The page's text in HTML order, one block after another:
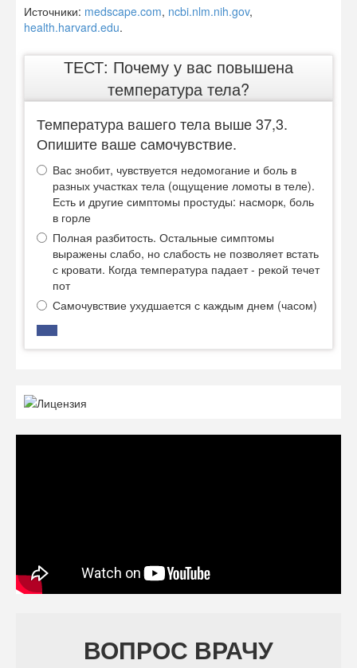
Источники: medscape.com, ncbi.nlm.nih.gov,
health.harvard.edu.
ТЕСТ: Почему у вас повышена
температура тела?
Температура вашего тела выше 37,3.
Опишите ваше самочувствие.
Вас знобит, чувствуется недомогание и боль в
разных участках тела (ощущение ломоты в теле).
Есть и другие симптомы простуды: насморк, боль
в горле
Полная разбитость. Остальные симптомы
выражены слабо, но слабость не позволяет встать
с кровати. Когда температура падает - рекой течет
пот
Самочувствие ухудшается с каждым днем (часом)
ВОПРОС ВРАЧУ